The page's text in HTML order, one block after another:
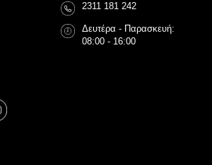
2311 181 242
Δευτέρα - Παρασκευή:
08:00 - 16:00